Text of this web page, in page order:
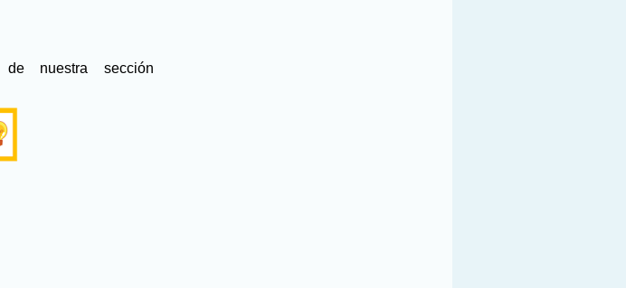
de nuestra sección